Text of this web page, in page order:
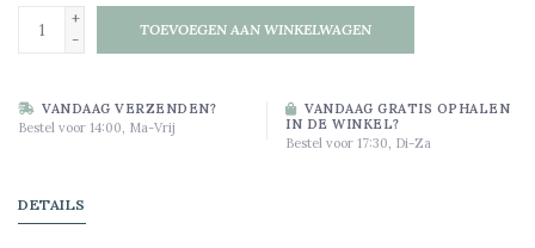
+
-
TOEVOEGEN AAN WINKELWAGEN
VANDAAG VERZENDEN?
Bestel voor 14:00, Ma-Vrij
VANDAAG GRATIS OPHALEN
IN DE WINKEL?
Bestel voor 17:30, Di-Za
DETAILS